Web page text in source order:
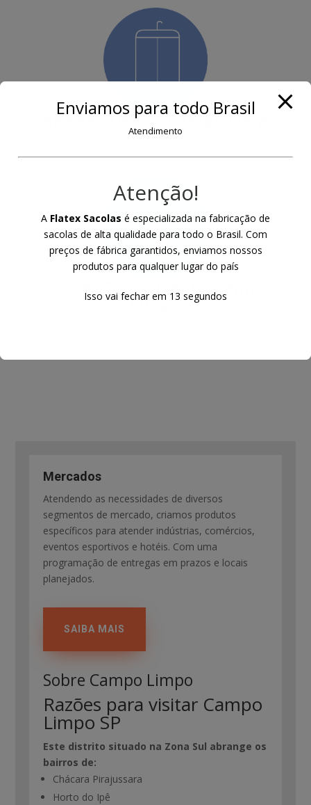
Capa em TNTno Campo Limpo
Sacolas Ecológicas no Campo
Limpo
Mercados
Atendendo as necessidades de diversos
segmentos de mercado, criamos produtos
específicos para atender indústrias, comércios,
eventos esportivos e hotéis. Com uma
programação de entregas em prazos e locais
planejados.
SAIBA MAIS
Sobre Campo Limpo
Razões para visitar Campo
Limpo SP
Este distrito situado na Zona Sul abrange os
bairros de:
Chácara Pirajussara
Horto do Ipê
Enviamos para todo Brasil
Atendimento
Atenção!
A Flatex Sacolas é especializada na fabricação de
sacolas de alta qualidade para todo o Brasil. Com
preços de fábrica garantidos, enviamos nossos
produtos para qualquer lugar do país
Isso vai fechar em 12 segundos